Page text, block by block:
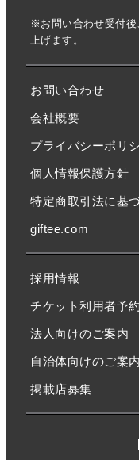
※お問い合わせ受付後
上げます。
お問い合わせ
会社概要
プライバシーポリ
個人情報保護方針
特定商取引法に基
giftee.com
採用情報
チケット利用者予
法人向けのご案内
自治体向けのご案内
掲載店募集